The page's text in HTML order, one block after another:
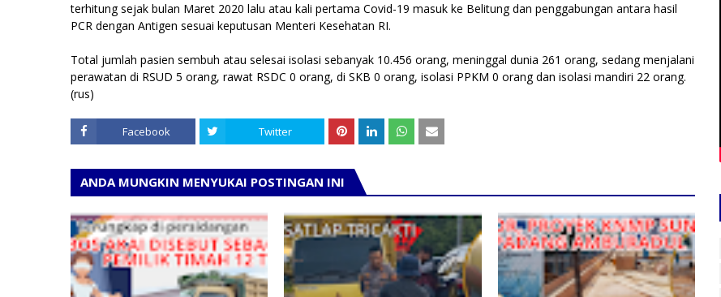
terhitung sejak bulan Maret 2020 lalu atau kali pertama Covid-19 masuk ke Belitung dan penggabungan antara hasil
PCR dengan Antigen sesuai keputusan Menteri Kesehatan RI.
Total jumlah pasien sembuh atau selesai isolasi sebanyak 10.456 orang, meninggal dunia 261 orang, sedang menjalani
perawatan di RSUD 5 orang, rawat RSDC 0 orang, di SKB 0 orang, isolasi PPKM 0 orang dan isolasi mandiri 22 orang.
(rus)
Facebook Twitter
ANDA MUNGKIN MENYUKAI POSTINGAN INI